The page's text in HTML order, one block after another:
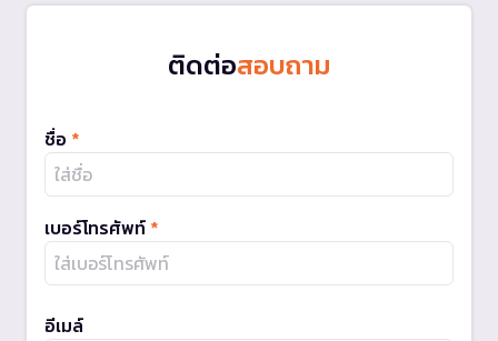
ติดต่อสอบถาม
ชื่อ *
เบอร์โทรศัพท์ *
อีเมล์